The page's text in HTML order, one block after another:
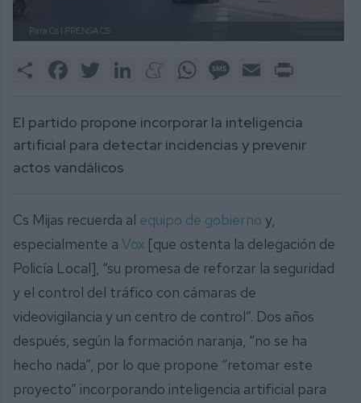
Para Cs | PRENSA CS
Share FacebookTwitter LinkedInMeneameWhatsAppMessage
Email
El partido propone incorporar la inteligencia
artificial para detectar incidencias y prevenir
actos vandálicos
Cs Mijas recuerda al equipo de gobierno y,
especialmente a Vox [que ostenta la delegación de
Policía Local], “su promesa de reforzar la seguridad
y el control del tráfico con cámaras de
videovigilancia y un centro de control”. Dos años
después, según la formación naranja, “no se ha
hecho nada”, por lo que propone “retomar este
proyecto” incorporando inteligencia artificial para